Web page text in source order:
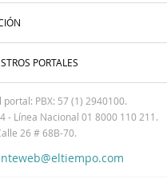
PORTALES
PBX: 57 (1) 2940100.
- Línea Nacional 01 8000 110 211.
26 # 68B-70.